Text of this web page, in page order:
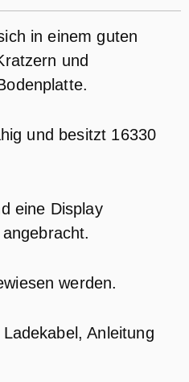
in einem guten
und
und besitzt 16330
eine Display
werden.
Anleitung